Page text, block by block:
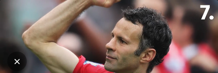
Hjem Fotball
Fotball
Rodri varsler storstreik!